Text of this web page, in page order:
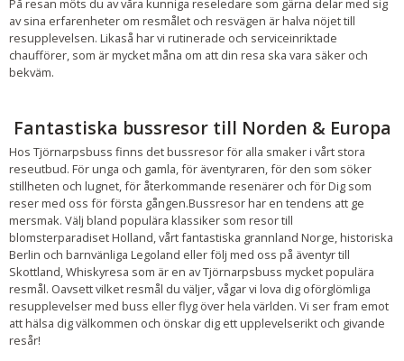
På resan möts du av våra kunniga reseledare som gärna delar med sig
av sina erfarenheter om resmålet och resvägen är halva nöjet till
resupplevelsen. Likaså har vi rutinerade och serviceinriktade
chaufförer, som är mycket måna om att din resa ska vara säker och
bekväm.
Fantastiska bussresor till Norden & Europa
Hos Tjörnarpsbuss finns det bussresor för alla smaker i vårt stora
reseutbud. För unga och gamla, för äventyraren, för den som söker
stillheten och lugnet, för återkommande resenärer och för Dig som
reser med oss för första gången.Bussresor har en tendens att ge
mersmak. Välj bland populära klassiker som resor till
blomsterparadiset Holland, vårt fantastiska grannland Norge, historiska
Berlin och barnvänliga Legoland eller följ med oss på äventyr till
Skottland, Whiskyresa som är en av Tjörnarpsbuss mycket populära
resmål. Oavsett vilket resmål du väljer, vågar vi lova dig oförglömliga
resupplevelser med buss eller flyg över hela världen. Vi ser fram emot
att hälsa dig välkommen och önskar dig ett upplevelserikt och givande
resår!